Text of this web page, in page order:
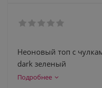
Неоновый топ с
dark зеленый
Подробнее